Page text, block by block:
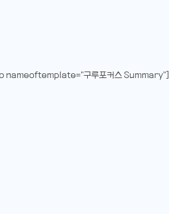
구루포커스 Summary"]